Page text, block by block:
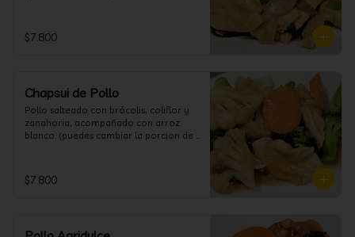
$7.800
Chapsui de Pollo
Pollo salteado con brócolis, coliflor y
zanahoria, acompañado con arroz
blanco. (puedes cambiar la porcion de
$7.800